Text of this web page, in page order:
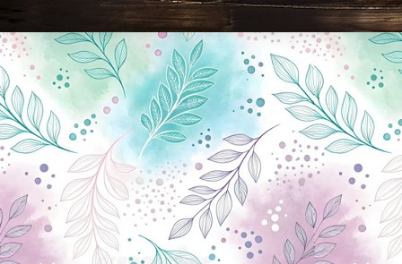
Новини Чернігова, Чернігівські новини, Чернігівський формат, новини Чернігова, події в Чернігові: політика, економіка, аналітика, культура, відеоновини, екологія, спортивний Чернігів, туризм, Чернігів